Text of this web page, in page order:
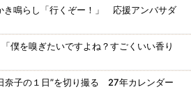
鳴らし「行くぞー！」 応援アンバサダ
を嗅ぎたいですよね？すごくいい香り
子の１日”を切り撮る 27年カレンダー